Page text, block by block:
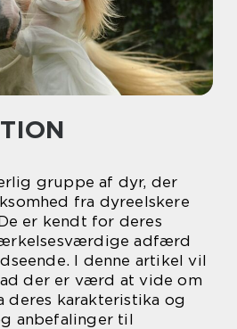
gruppe af dyr, der
fra dyreelskere
er kendt for deres
adfærd
I denne artikel vil
der er værd at vide om
karakteristika og
anbefalinger til